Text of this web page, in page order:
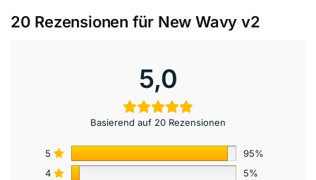
20 Rezensionen für New Wavy v2
5,0
Basierend auf 20 Rezensionen
5
95%
4
5%